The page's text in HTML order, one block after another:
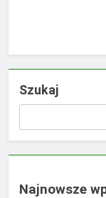
Szukaj
Najnowsze